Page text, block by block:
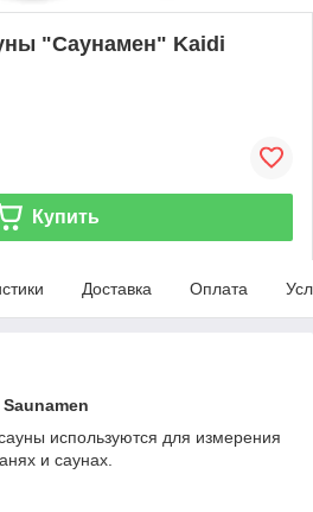
"Саунамен" Kaidi
Купить
Доставка Оплата
используются для измерения
и саунах.